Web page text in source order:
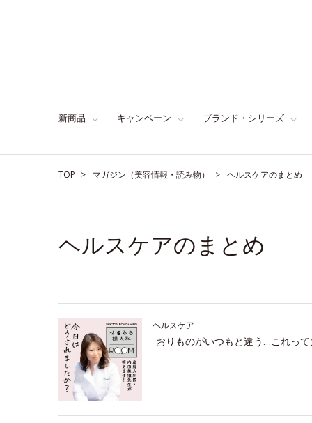
新商品 キャンペーン ブランド・シリーズ
TOP マガジン（美容情報・読み物） ヘルスケアのまとめ
ヘルスケアのまとめ
ヘルスケア
おりものがいつもと違う…これっ